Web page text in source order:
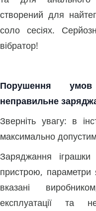
створений для
соло сесіях.
вібратор!
Порушення умов
неправильне
Зверніть увагу: в
максимально
Заряджання
пристрою, параметри
вказані
експлуатації та